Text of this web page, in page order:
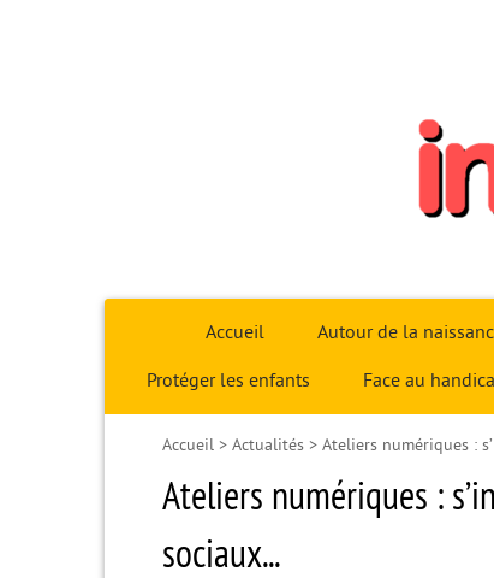
Infoparent29
Accueil Autour de la
Protéger les enfants Face au
Accueil > Actualités > Ateliers numériques :
Ateliers numériques :
sociaux...